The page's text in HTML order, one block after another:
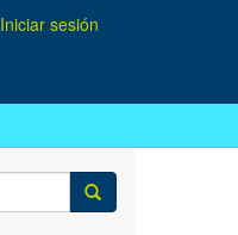
Iniciar sesión